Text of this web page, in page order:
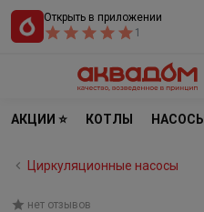
Открыть в приложении
1
АКЦИИ ⭐ КОТЛЫ НАСОСЫ
Циркуляционные насосы
нет отзывов